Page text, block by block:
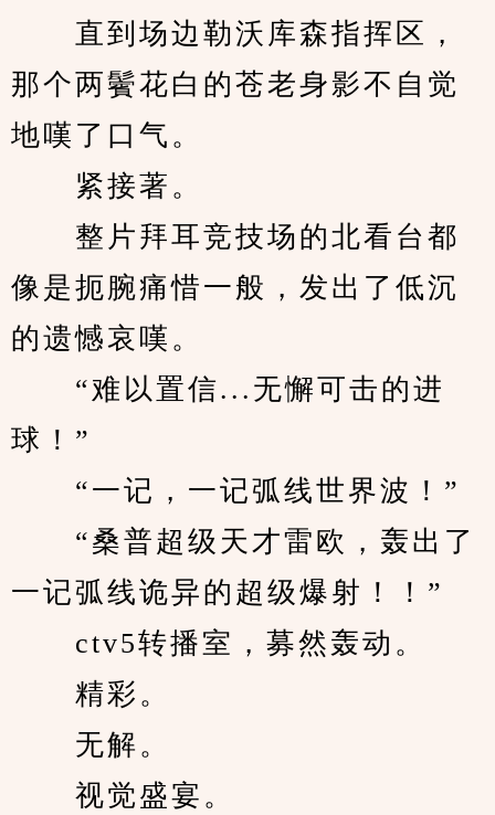
直到场边勒沃库森指挥区，
那个两鬢花白的苍老身影不自觉
地嘆了口气。
紧接著。
整片拜耳竞技场的北看台都
像是扼腕痛惜一般，发出了低沉
的遗憾哀嘆。
“难以置信...无懈可击的进
球！”
“一记，一记弧线世界波！”
“桑普超级天才雷欧，轰出了
一记弧线诡异的超级爆射！！”
ctv5转播室，募然轰动。
精彩。
无解。
视觉盛宴。